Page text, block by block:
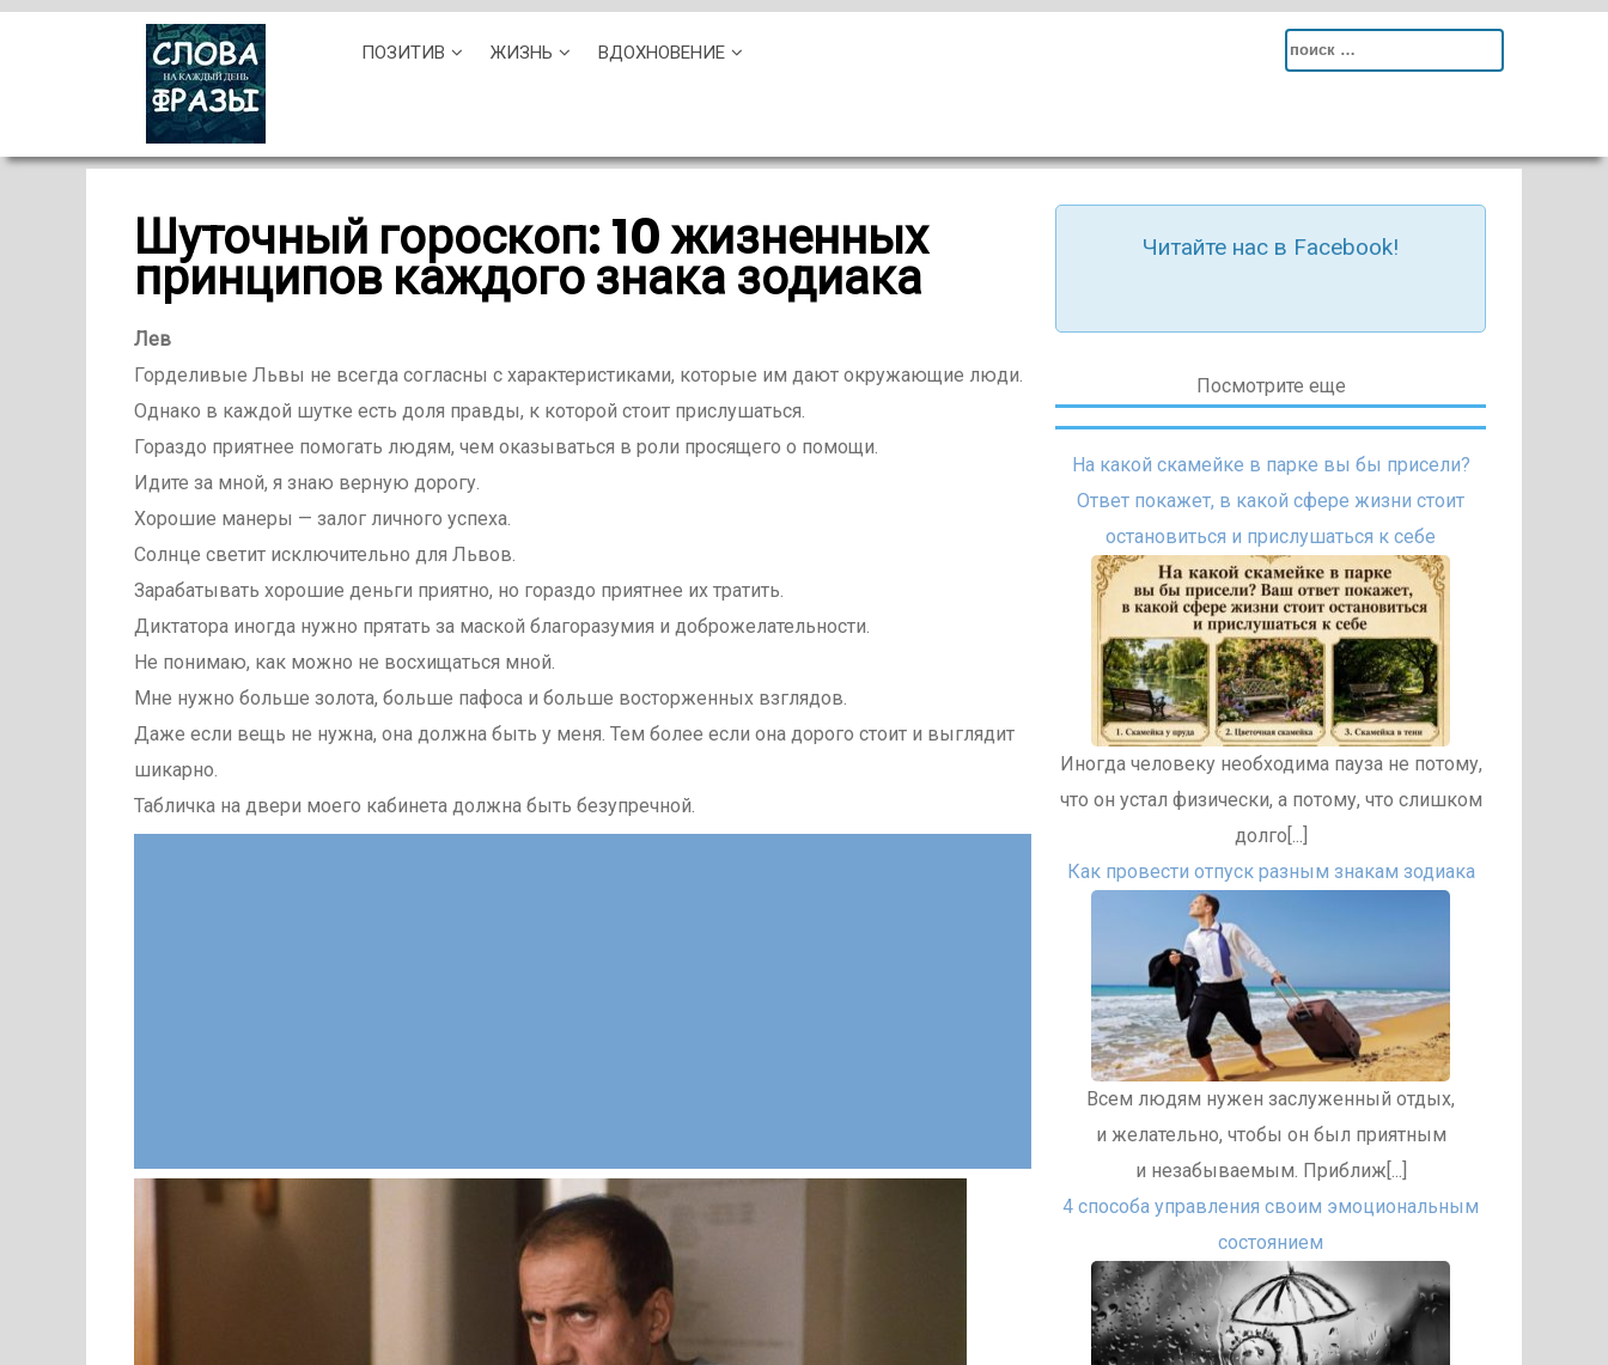
ПОЗИТИВ ЖИЗНЬ ВДОХНОВЕНИЕ
Search
Шуточный гороскоп: 10 жизненных
принципов каждого знака зодиака
Лев
Горделивые Львы не всегда согласны с характеристиками, которые им дают окружающие люди.
Однако в каждой шутке есть доля правды, к которой стоит прислушаться.
Гораздо приятнее помогать людям, чем оказываться в роли просящего о помощи.
Идите за мной, я знаю верную дорогу.
Хорошие манеры — залог личного успеха.
Солнце светит исключительно для Львов.
Зарабатывать хорошие деньги приятно, но гораздо приятнее их тратить.
Диктатора иногда нужно прятать за маской благоразумия и доброжелательности.
Не понимаю, как можно не восхищаться мной.
Мне нужно больше золота, больше пафоса и больше восторженных взглядов.
Даже если вещь не нужна, она должна быть у меня. Тем более если она дорого стоит и выглядит
шикарно.
Табличка на двери моего кабинета должна быть безупречной.
Читайте нас в Facebook!
Посмотрите еще
На какой скамейке в парке вы бы присели?
Ответ покажет, в какой сфере жизни стоит
остановиться и прислушаться к себе
Иногда человеку необходима пауза не потому,
что он устал физически, а потому, что слишком
долго[...]
Как провести отпуск разным знакам зодиака
Всем людям нужен заслуженный отдых,
и желательно, чтобы он был приятным
и незабываемым. Приближ[...]
4 способа управления своим эмоциональным
состоянием